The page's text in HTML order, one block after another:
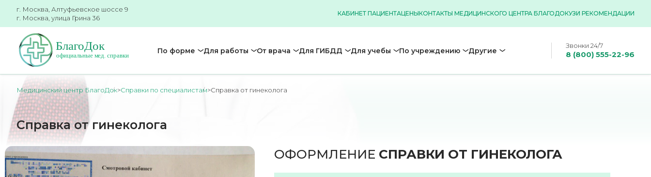
г. Москва, Алтуфьевское шоссе 9
г. Москва, улица Грина 36
КАБИНЕТ ПАЦИЕНТАЦЕНЫКОНТАКТЫ МЕДИЦИНСКОГО ЦЕНТРА БЛАГОДОКУЗИ РЕКОМЕНДАЦИИ
По форме Для работы От врача Для ГИБДД Для учебы По учреждению Другие
Звонки 24/7
8 (800) 555-22-96
Медицинский центр БлагоДок>Справки по специалистам>Справка от гинеколога
Справка от гинеколога
ОФОРМЛЕНИЕ CПРАВКИ ОТ ГИНЕКОЛОГА